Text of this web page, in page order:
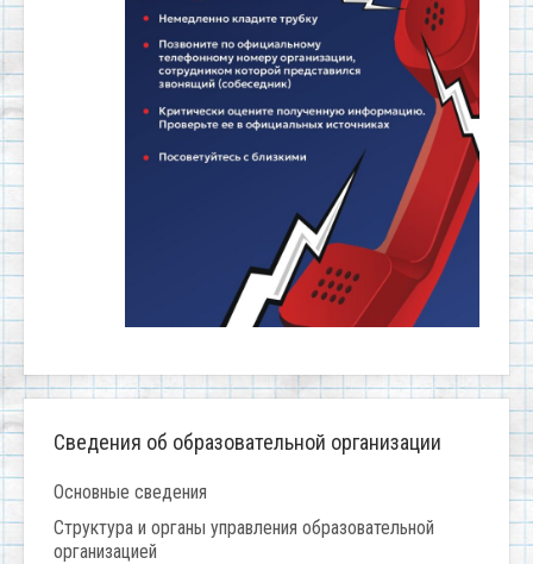
Сведения об образовательной организации
Основные сведения
Структура и органы управления образовательной
организацией